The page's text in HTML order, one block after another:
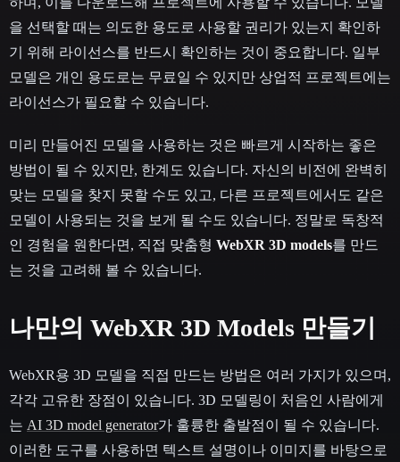
을 선택할 때는 의도한 용도로 사용할 권리가 있는지 확인하
기 위해 라이선스를 반드시 확인하는 것이 중요합니다. 일부
모델은 개인 용도로는 무료일 수 있지만 상업적 프로젝트에는
라이선스가 필요할 수 있습니다.
미리 만들어진 모델을 사용하는 것은 빠르게 시작하는 좋은
방법이 될 수 있지만, 한계도 있습니다. 자신의 비전에 완벽히
맞는 모델을 찾지 못할 수도 있고, 다른 프로젝트에서도 같은
모델이 사용되는 것을 보게 될 수도 있습니다. 정말로 독창적
인 경험을 원한다면, 직접 맞춤형 WebXR 3D models를 만드
는 것을 고려해 볼 수 있습니다.
나만의 WebXR 3D Models 만들기
WebXR용 3D 모델을 직접 만드는 방법은 여러 가지가 있으며,
각각 고유한 장점이 있습니다. 3D 모델링이 처음인 사람에게
는 AI 3D model generator가 훌륭한 출발점이 될 수 있습니다.
이러한 도구를 사용하면 텍스트 설명이나 이미지를 바탕으로